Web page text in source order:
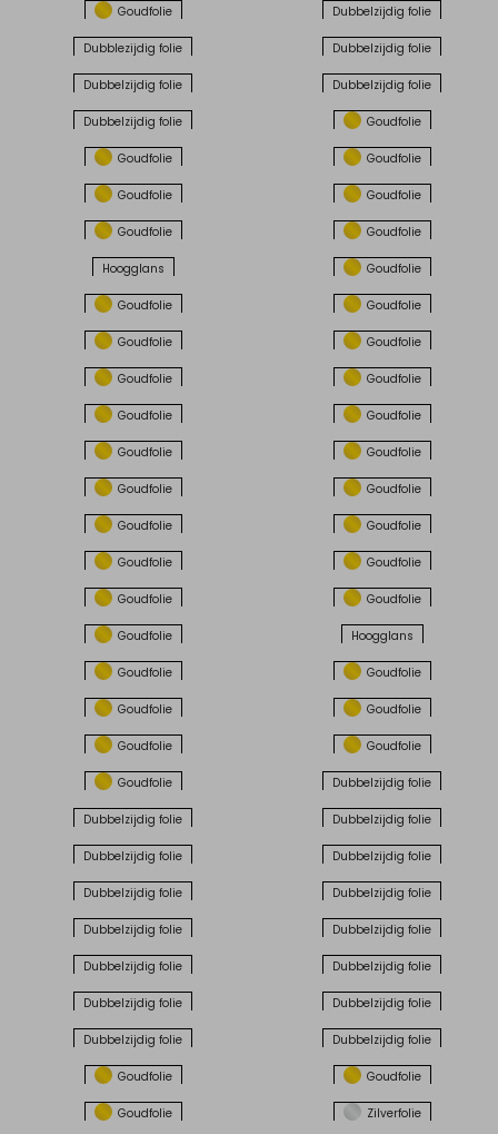
Goudfolie Dubbelzijdig folie
Dubblezijdig folie Dubbelzijdig folie
Dubbelzijdig folie Dubbelzijdig folie
Dubbelzijdig folie Goudfolie
Goudfolie Goudfolie
Goudfolie Goudfolie
Goudfolie Goudfolie
Hoogglans Goudfolie
Goudfolie Goudfolie
Goudfolie Goudfolie
Goudfolie Goudfolie
Goudfolie Goudfolie
Goudfolie Goudfolie
Goudfolie Goudfolie
Goudfolie Goudfolie
Goudfolie Goudfolie
Goudfolie Goudfolie
Goudfolie Hoogglans
Goudfolie Goudfolie
Goudfolie Goudfolie
Goudfolie Goudfolie
Goudfolie Dubbelzijdig folie
Dubbelzijdig folie Dubbelzijdig folie
Dubbelzijdig folie Dubbelzijdig folie
Dubbelzijdig folie Dubbelzijdig folie
Dubbelzijdig folie Dubbelzijdig folie
Dubbelzijdig folie Dubbelzijdig folie
Dubbelzijdig folie Dubbelzijdig folie
Dubbelzijdig folie Dubbelzijdig folie
Goudfolie Goudfolie
Goudfolie Zilverfolie